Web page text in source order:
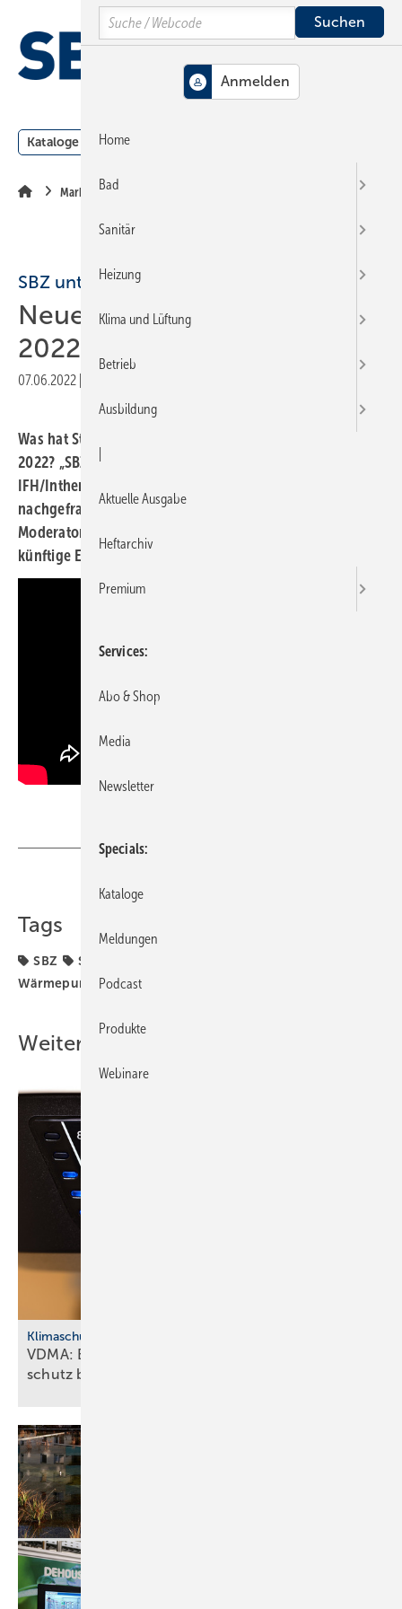
Hauptinhalt
Hauptmenü
SiteSearch
Kataloge Meldungen
Markt + Trends
SBZ unterwegs
Neues von Stiebel Eltron
2022
07.06.2022
Was hat Stiebel Eltron an Neuigkeiten zu bieten im Jahr
2022? „SBZ unterwegs" hat zur SHK-Fachmesse
IFH/Intherm am Stand des Wärmepumpenherstellers
nachgefragt. Pressesprecher Henning Schulz stellt SBZ-
Moderator Elmar Held neue Systeme vor und skizziert
künftige Entwicklungen für den Heizungsmarkt.
Tags
SBZ Stiebel Eltron
Wärmepumpe-Photovoltaik-Kombination
Weitere Inhalte
Klimaschutz
VDMA: Effiziente Sanitär­tech­nik macht Klima­
schutz bezahlbar
Search
Home
Bad
Sanitär
Heizung
Klima und Lüftung
Betrieb
Ausbildung
Aktuelle Ausgabe
Heftarchiv
Premium
Services
Abo & Shop
Media
Newsletter
Specials
Kataloge
Meldungen
Podcast
Produkte
Webinare